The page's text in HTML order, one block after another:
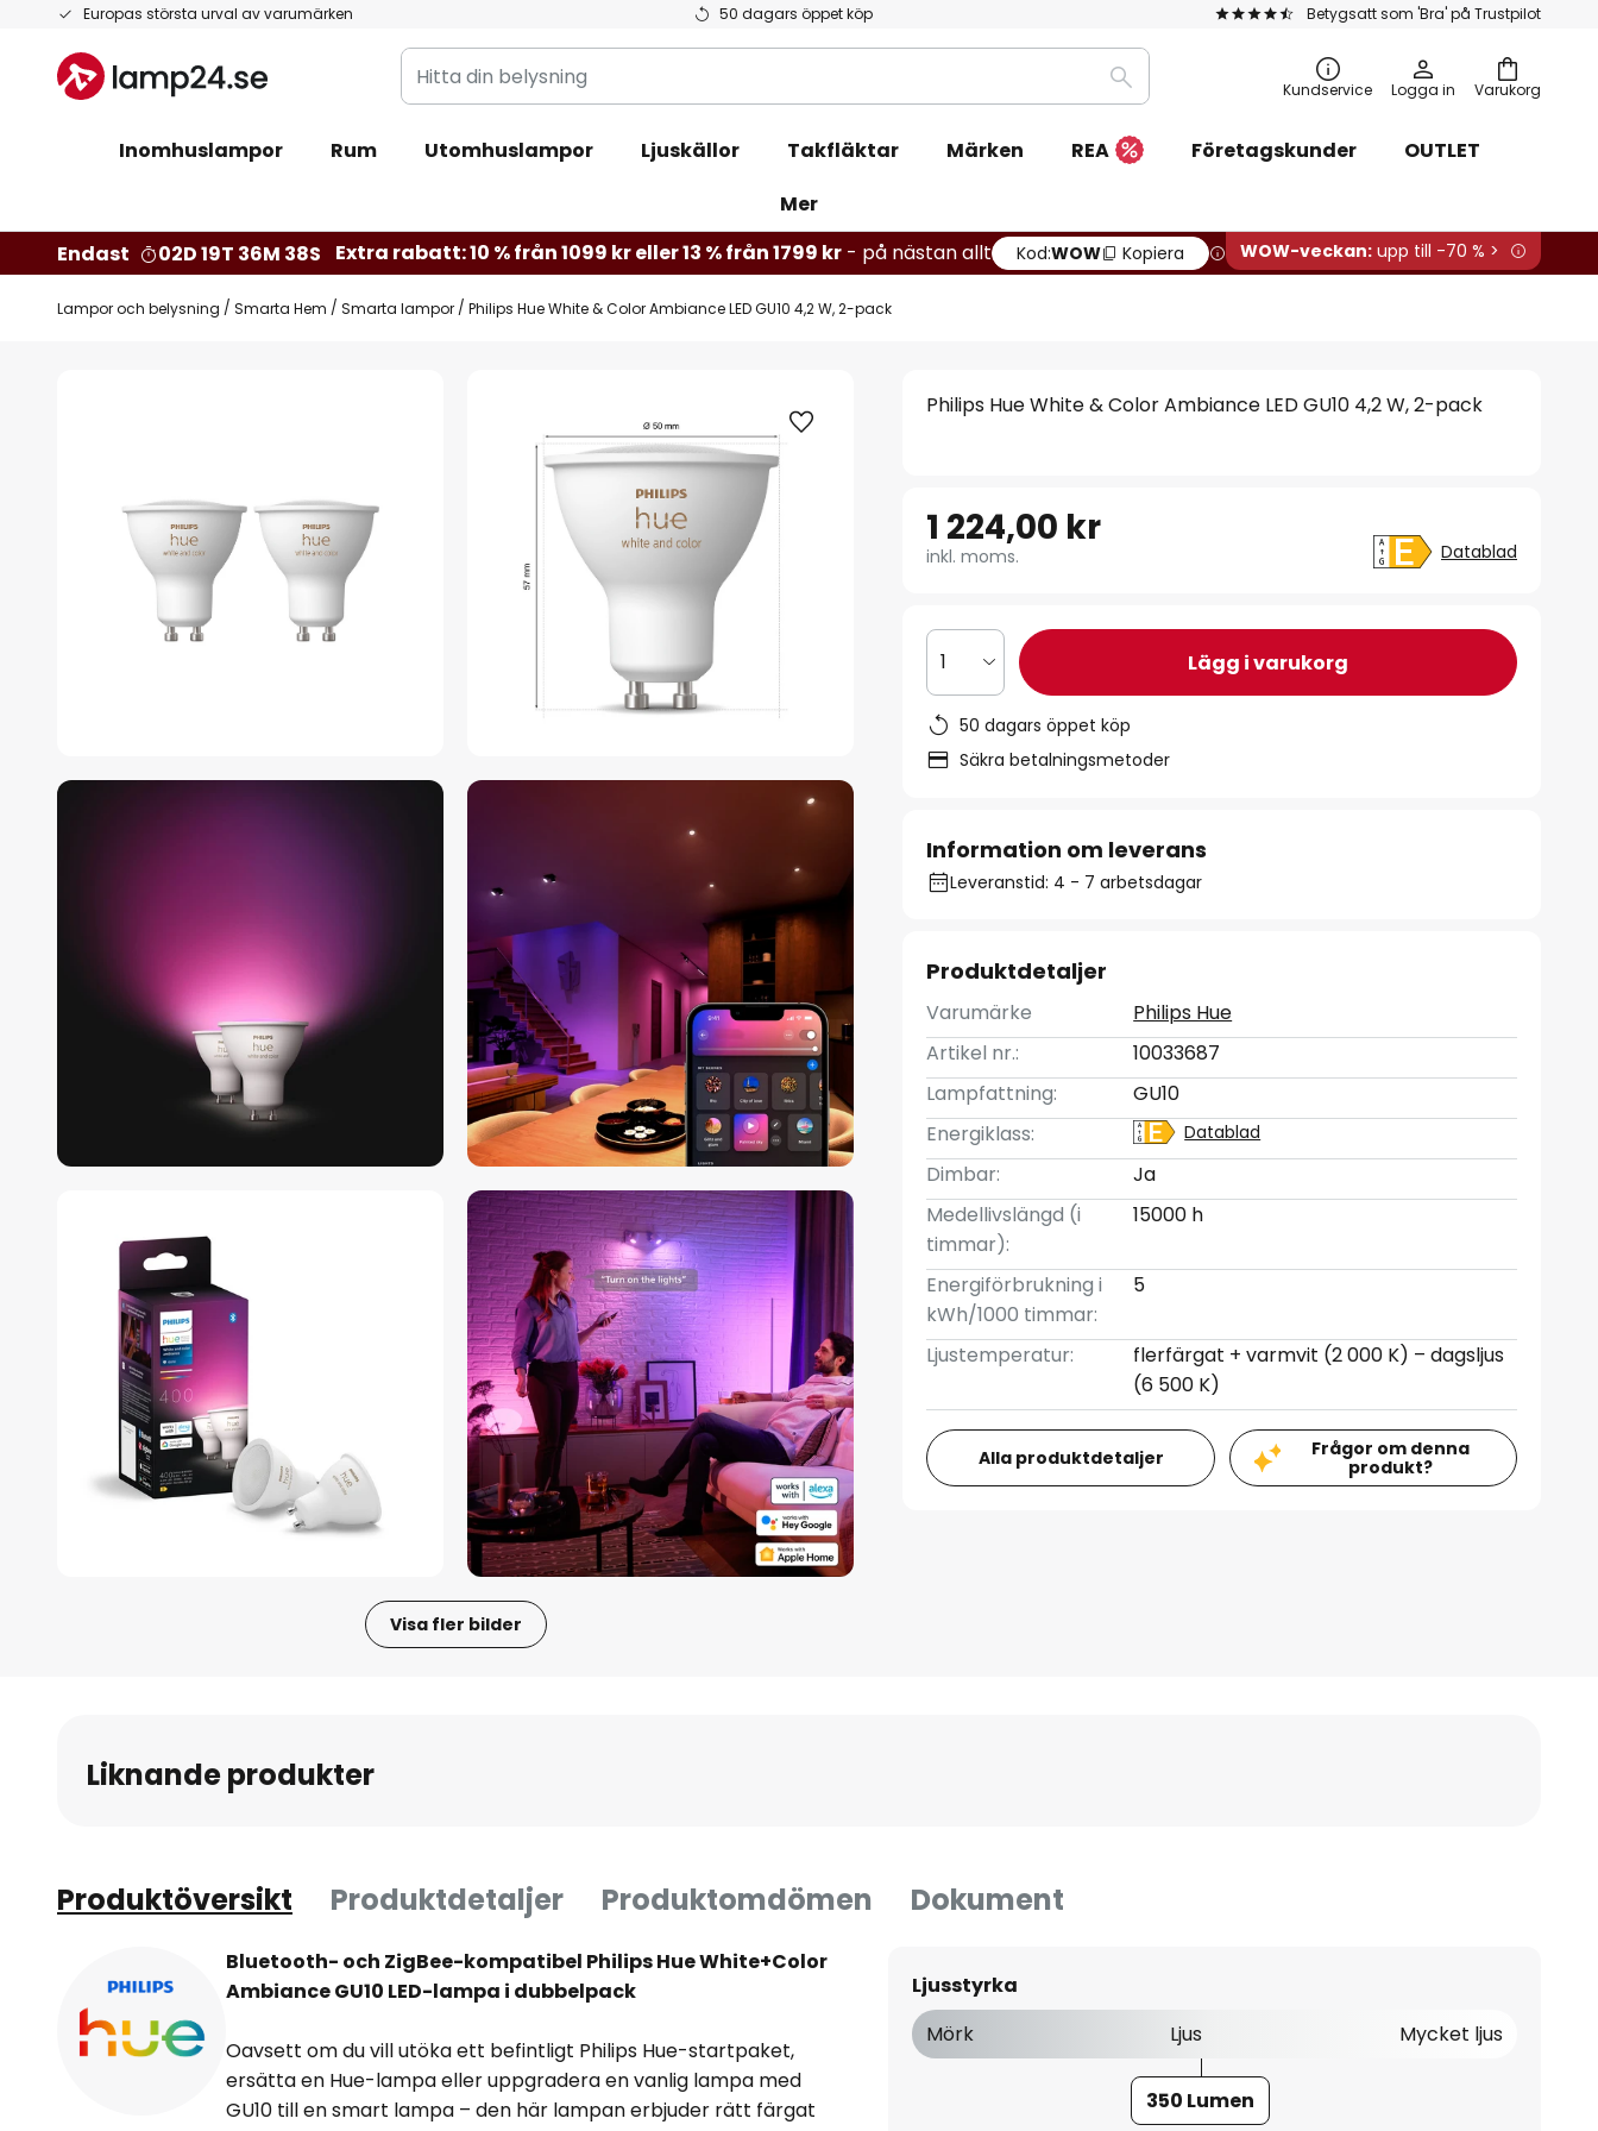
Europas största urval av varumärken 50 dagars öppet köp Betygsatt som 'Bra' på Trustpilot
Hoppa
innehållet
Varukorg
Hitta
din
Sök Kundservice Logga in
Inomhuslampor Rum Utomhuslampor Ljuskällor Takfläktar Märken REA Företagskunder
OUTLET
Mer
Endast
02D 19T 36M 37S Extra rabatt: 10 % från 1099 kr eller 13 % från 1799 kr - på nästan allt Kod:WOW Kopiera WOW-veckan: upp till -70 % >
Lampor och belysning Smarta Hem Smarta lampor Philips Hue White & Color Ambiance LED GU10 4,2 W, 2-pack
bildgalleriet
Visa fler bilder
bildgalleriet
Philips Hue White & Color Ambiance LED GU10 4,2 W, 2-pack
1 224,00 kr
inkl. moms. Datablad
1 Lägg i varukorg
50 dagars öppet köp
Säkra betalningsmetoder
Information om leverans
Leveranstid: 4 - 7 arbetsdagar
Produktdetaljer
Varumärke
Philips Hue
Artikel nr.:
10033687
Lampfattning:
GU10
Energiklass:
Datablad
Dimbar:
Ja
Medellivslängd (i
timmar):
15000 h
Energiförbrukning i
kWh/1000 timmar:
5
Ljustemperatur:
flerfärgat + varmvit (2 000 K) – dagsljus
(6 500 K)
Alla produktdetaljer
Frågor om denna
produkt?
Liknande produkter
Produktöversikt Produktdetaljer Produktomdömen Dokument
Bluetooth- och ZigBee-kompatibel Philips Hue White+Color
Ambiance GU10 LED-lampa i dubbelpack
Oavsett om du vill utöka ett befintligt Philips Hue-startpaket,
ersätta en Hue-lampa eller uppgradera en vanlig lampa med
GU10 till en smart lampa – den här lampan erbjuder rätt färgat
Ljusstyrka
Mörk
Ljus Mycket ljus
350 Lumen